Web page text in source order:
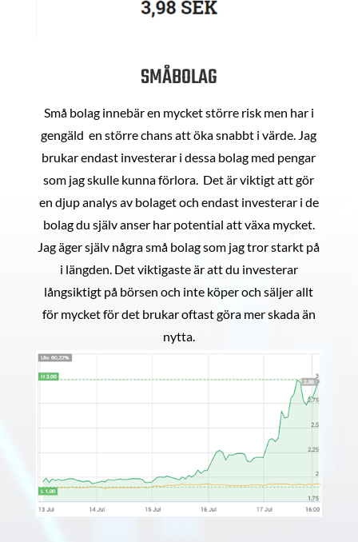
SMÅBOLAG
Små bolag innebär en mycket större risk men har i
gengäld en större chans att öka snabbt i värde. Jag
brukar endast investerar i dessa bolag med pengar
som jag skulle kunna förlora. Det är viktigt att gör
en djup analys av bolaget och endast investerar i de
bolag du själv anser har potential att växa mycket.
Jag äger själv några små bolag som jag tror starkt på
i längden. Det viktigaste är att du investerar
långsiktigt på börsen och inte köper och säljer allt
för mycket för det brukar oftast göra mer skada än
nytta.